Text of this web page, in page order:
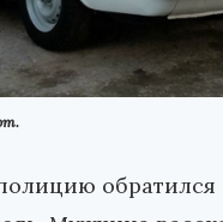
обратился